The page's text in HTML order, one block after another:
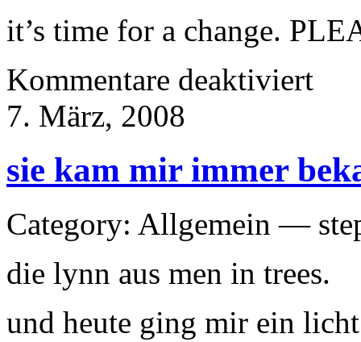
it’s time for a change.
Kommentare deaktiviert
7. März, 2008
sie kam mir immer
Category: Allgemein —
die lynn aus men in trees.
und heute ging mir ein